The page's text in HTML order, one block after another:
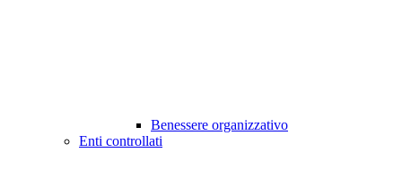
Benessere organizzativo
Enti controllati